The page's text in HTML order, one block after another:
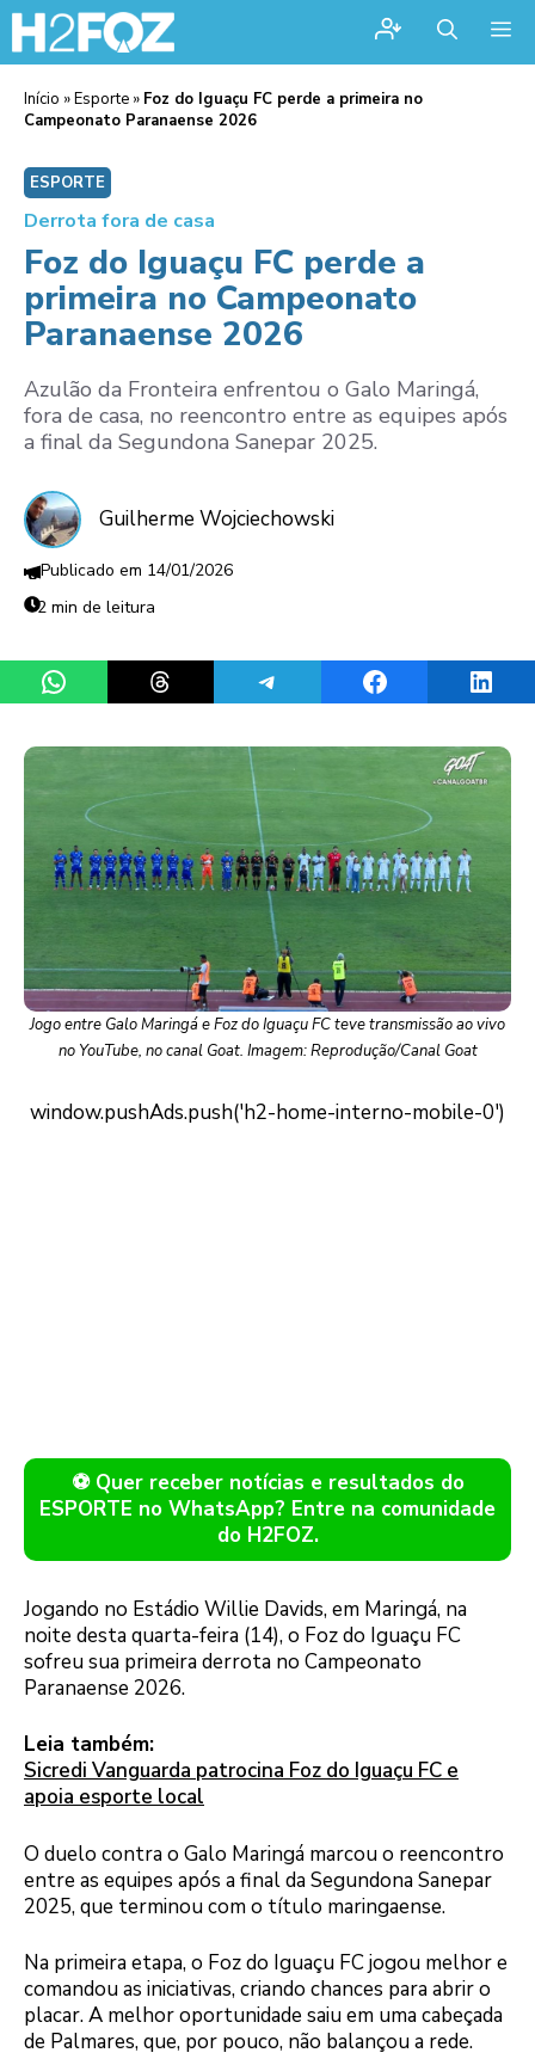
Início »Esporte » Foz do Iguaçu FC perde a primeira no
Campeonato Paranaense 2026
ESPORTE
Derrota fora de casa
Foz do Iguaçu FC perde a
primeira no Campeonato
Paranaense 2026
Azulão da Fronteira enfrentou o Galo Maringá,
fora de casa, no reencontro entre as equipes após
a final da Segundona Sanepar 2025.
Guilherme Wojciechowski
14/01/2026
2 min de leitura
Share on WhatsAppShare on ThreadsShare on TelegramShare on Facebook
Jogo entre Galo Maringá e Foz do Iguaçu FC teve transmissão ao vivo
no YouTube, no canal Goat. Imagem: Reprodução/Canal Goat
⚽ Quer receber notícias e resultados do
ESPORTE no WhatsApp? Entre na comunidade
do H2FOZ.
Jogando no Estádio Willie Davids, em Maringá, na
noite desta quarta-feira (14), o Foz do Iguaçu FC
sofreu sua primeira derrota no Campeonato
Paranaense 2026.
Leia também:
Sicredi Vanguarda patrocina Foz do Iguaçu FC e
apoia esporte local
O duelo contra o Galo Maringá marcou o reencontro
entre as equipes após a final da Segundona Sanepar
2025, que terminou com o título maringaense.
Na primeira etapa, o Foz do Iguaçu FC jogou melhor e
comandou as iniciativas, criando chances para abrir o
placar. A melhor oportunidade saiu em uma cabeçada
de Palmares, que, por pouco, não balançou a rede.